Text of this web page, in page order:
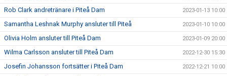
Rob Clark andretränare i Piteå Dam 2023-01-13 10:00
Samantha Leshnak Murphy ansluter till Piteå 2023-01-10 10:00
Olivia Holm ansluter till Piteå Dam 2023-01-09 20:00
Wilma Carlsson ansluter till Piteå Dam 2022-12-30 15:30
Josefin Johansson fortsätter i Piteå Dam 2022-12-21 10:00